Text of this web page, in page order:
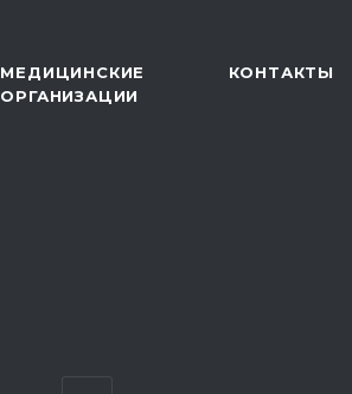
МЕДИЦИНСКИЕ
ОРГАНИЗАЦИИ
КОНТАКТЫ